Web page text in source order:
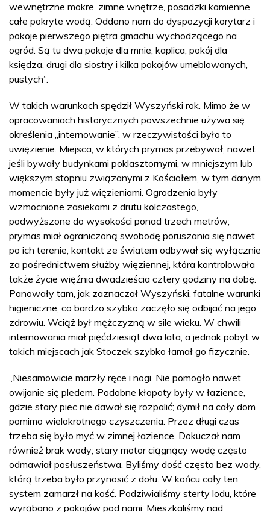
wewnętrzne mokre, zimne wnętrze, posadzki kamienne
całe pokryte wodą. Oddano nam do dyspozycji korytarz i
pokoje pierwszego piętra gmachu wychodzącego na
ogród. Są tu dwa pokoje dla mnie, kaplica, pokój dla
księdza, drugi dla siostry i kilka pokojów umeblowanych,
pustych”.
W takich warunkach spędził Wyszyński rok. Mimo że w
opracowaniach historycznych powszechnie używa się
określenia „internowanie”, w rzeczywistości było to
uwięzienie. Miejsca, w których prymas przebywał, nawet
jeśli bywały budynkami poklasztornymi, w mniejszym lub
większym stopniu związanymi z Kościołem, w tym danym
momencie były już więzieniami. Ogrodzenia były
wzmocnione zasiekami z drutu kolczastego,
podwyższone do wysokości ponad trzech metrów;
prymas miał ograniczoną swobodę poruszania się nawet
po ich terenie, kontakt ze światem odbywał się wyłącznie
za pośrednictwem służby więziennej, która kontrolowała
także życie więźnia dwadzieścia cztery godziny na dobę.
Panowały tam, jak zaznaczał Wyszyński, fatalne warunki
higieniczne, co bardzo szybko zaczęło się odbijać na jego
zdrowiu. Wciąż był mężczyzną w sile wieku. W chwili
internowania miał pięćdziesiąt dwa lata, a jednak pobyt w
takich miejscach jak Stoczek szybko łamał go fizycznie.
„Niesamowicie marzły ręce i nogi. Nie pomogło nawet
owijanie się pledem. Podobne kłopoty były w łazience,
gdzie stary piec nie dawał się rozpalić; dymił na cały dom
pomimo wielokrotnego czyszczenia. Przez długi czas
trzeba się było myć w zimnej łazience. Dokuczał nam
również brak wody; stary motor ciągnący wodę często
odmawiał posłuszeństwa. Byliśmy dość często bez wody,
którą trzeba było przynosić z dołu. W końcu cały ten
system zamarzł na kość. Podziwialiśmy sterty lodu, które
wyrąbano z pokojów pod nami. Mieszkaliśmy nad